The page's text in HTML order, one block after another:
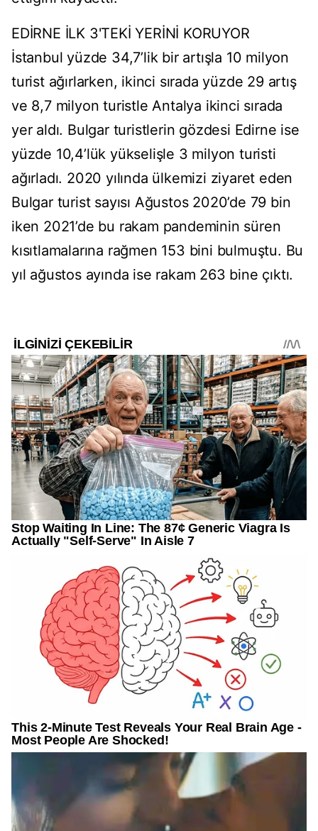
EDİRNE İLK 3'TEKİ YERİNİ KORUYOR
İstanbul yüzde 34,7’lik bir artışla 10 milyon
turist ağırlarken, ikinci sırada yüzde 29 artış
ve 8,7 milyon turistle Antalya ikinci sırada
yer aldı. Bulgar turistlerin gözdesi Edirne ise
yüzde 10,4’lük yükselişle 3 milyon turisti
ağırladı. 2020 yılında ülkemizi ziyaret eden
Bulgar turist sayısı Ağustos 2020’de 79 bin
iken 2021’de bu rakam pandeminin süren
kısıtlamalarına rağmen 153 bini bulmuştu. Bu
yıl ağustos ayında ise rakam 263 bine çıktı.